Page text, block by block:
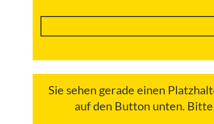
Sie sehen gerade einen
auf den Button unten.